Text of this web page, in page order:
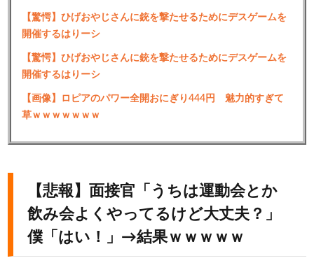
【驚愕】ひげおやじさんに銃を撃たせるためにデスゲームを
開催するはりーシ
【驚愕】ひげおやじさんに銃を撃たせるためにデスゲームを
開催するはりーシ
【画像】ロピアのパワー全開おにぎり444円 魅力的すぎて
草ｗｗｗｗｗｗｗ
【悲報】面接官「うちは運動会とか
飲み会よくやってるけど大丈夫？」
僕「はい！」→結果ｗｗｗｗｗ